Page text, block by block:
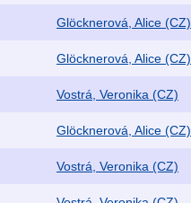
Glöcknerová, Alice (CZ)
Glöcknerová, Alice (CZ)
Vostrá, Veronika (CZ)
Glöcknerová, Alice (CZ)
Vostrá, Veronika (CZ)